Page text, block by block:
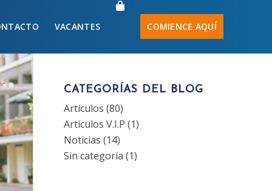
VACANTES COMIENCE AQUÍ
CATEGORÍAS DEL BLOG
Artículos (80)
Artículos V.I.P (1)
Noticias (14)
Sin categoría (1)